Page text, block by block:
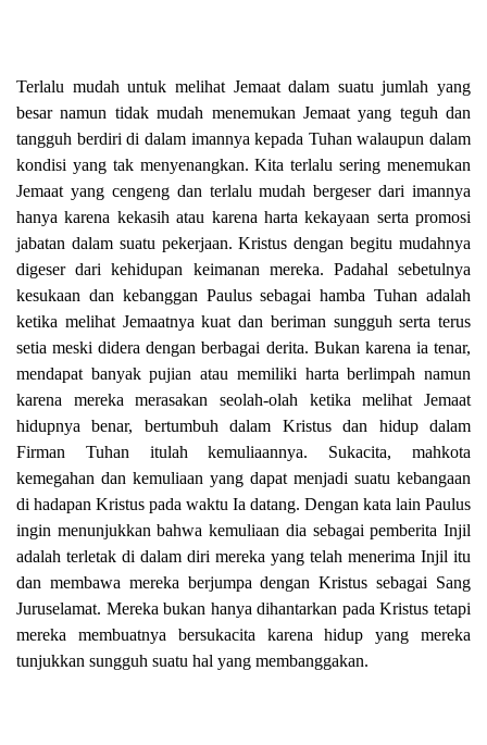
Terlalu mudah untuk melihat Jemaat dalam suatu jumlah yang
besar namun tidak mudah menemukan Jemaat yang teguh dan
tangguh berdiri di dalam imannya kepada Tuhan walaupun dalam
kondisi yang tak menyenangkan. Kita terlalu sering menemukan
Jemaat yang cengeng dan terlalu mudah bergeser dari imannya
hanya karena kekasih atau karena harta kekayaan serta promosi
jabatan dalam suatu pekerjaan. Kristus dengan begitu mudahnya
digeser dari kehidupan keimanan mereka. Padahal sebetulnya
kesukaan dan kebanggan Paulus sebagai hamba Tuhan adalah
ketika melihat Jemaatnya kuat dan beriman sungguh serta terus
setia meski didera dengan berbagai derita. Bukan karena ia tenar,
mendapat banyak pujian atau memiliki harta berlimpah namun
karena mereka merasakan seolah-olah ketika melihat Jemaat
hidupnya benar, bertumbuh dalam Kristus dan hidup dalam
Firman Tuhan itulah kemuliaannya. Sukacita, mahkota
kemegahan dan kemuliaan yang dapat menjadi suatu kebangaan
di hadapan Kristus pada waktu Ia datang. Dengan kata lain Paulus
ingin menunjukkan bahwa kemuliaan dia sebagai pemberita Injil
adalah terletak di dalam diri mereka yang telah menerima Injil itu
dan membawa mereka berjumpa dengan Kristus sebagai Sang
Juruselamat. Mereka bukan hanya dihantarkan pada Kristus tetapi
mereka membuatnya bersukacita karena hidup yang mereka
tunjukkan sungguh suatu hal yang membanggakan.